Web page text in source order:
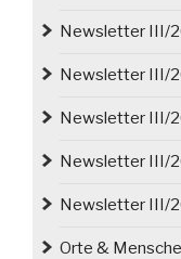
Newsletter III/
Newsletter III/
Newsletter III/
Newsletter III/
Newsletter III/
Orte &